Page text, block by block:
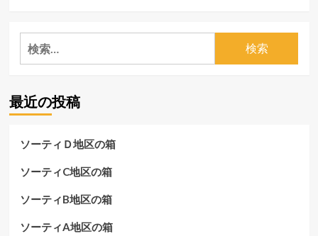
検
索:
最近の投稿
ソーティＤ地区の箱
ソーティC地区の箱
ソーティB地区の箱
ソーティA地区の箱